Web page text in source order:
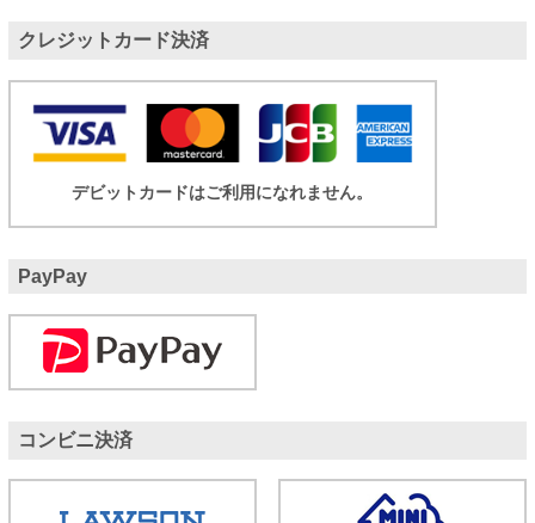
クレジットカード決済
デビットカードはご利用になれません。
PayPay
コンビニ決済